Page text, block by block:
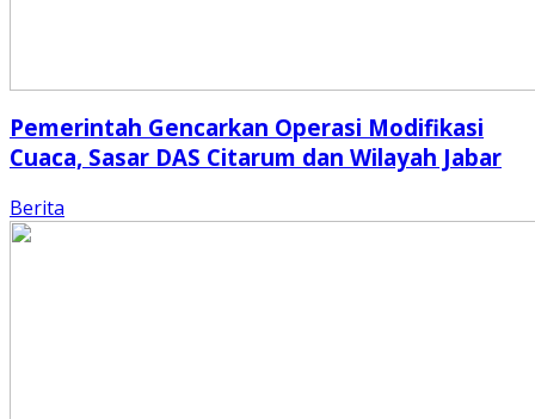
Pemerintah Gencarkan Operasi Modifikasi
Cuaca, Sasar DAS Citarum dan Wilayah Jabar
Berita